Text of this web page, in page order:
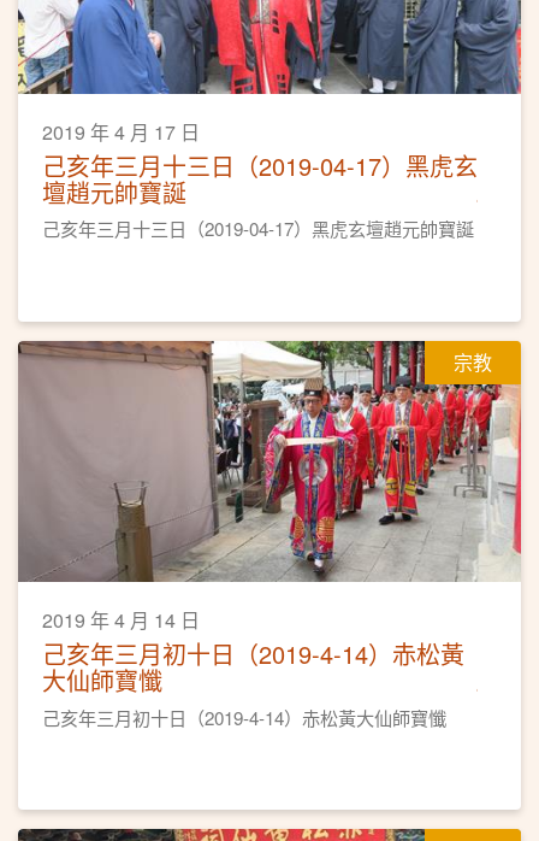
2019 年 4 月 17 日
己亥年三月十三日（2019-04-17）黑虎玄
壇趙元帥寶誕
己亥年三月十三日（2019-04-17）黑虎玄壇趙元帥寶誕
宗教
2019 年 4 月 14 日
己亥年三月初十日（2019-4-14）赤松黃
大仙師寶懺
己亥年三月初十日（2019-4-14）赤松黃大仙師寶懺